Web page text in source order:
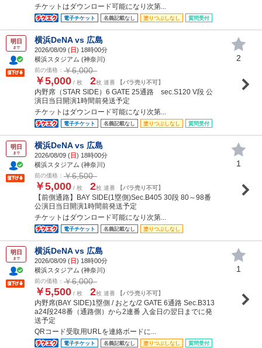
チケットはダウンロード可能になり次第...
電子チケット 名義記載なし 塗りつぶしなし 質問受付
明日
まで
横浜DeNA vs 広島
2026/08/09 (日) 18時00分
横浜スタジアム (神奈川)
前の価格： ￥6,000
￥5,000 / 枚 2枚 連番 【バラ売り不可】
内野席（STAR SIDE）6 GATE 25通路 sec.S120 V段 公
演日当日開演1時間前発送予定
チケットはダウンロード可能になり次第...
電子チケット 名義記載なし 塗りつぶしなし 質問受付
2
明日
まで
横浜DeNA vs 広島
2026/08/09 (日) 18時00分
横浜スタジアム (神奈川)
前の価格： ￥6,500
￥5,000 / 枚 2枚 連番 【バラ売り不可】
【前側通路】BAY SIDE(1塁側)Sec.B405 30段 80～98番
公演日当日開演1時間前発送予定
チケットはダウンロード可能になり次第...
電子チケット 名義記載なし 塗りつぶしなし
1
明日
まで
横浜DeNA vs 広島
2026/08/09 (日) 18時00分
横浜スタジアム (神奈川)
前の価格： ￥6,000
￥5,500 / 枚 2枚 連番 【バラ売り不可】
内野席(BAY SIDE)1塁側 / おとな/2 GATE 6通路 Sec.B313
a24段248番（通路側）から2連番 入金日の翌日までに発
送予定
QRコード受取用URLを連絡ボードに...
電子チケット 名義記載なし 塗りつぶしなし 質問受付
1